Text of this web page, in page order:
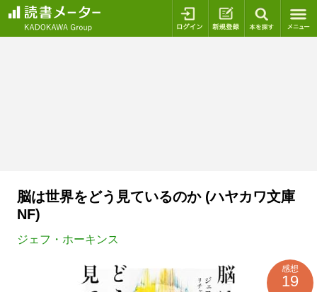
ログイン 新規登録
脳は世界をどう見ているのか (ハヤカワ文庫
NF)
ジェフ・ホーキンス
感想
19